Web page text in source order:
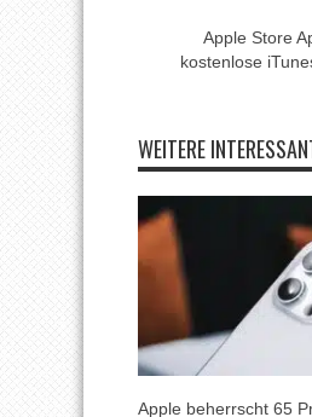
Apple Store
kostenlose
WEITERE
Apple beherrscht 65